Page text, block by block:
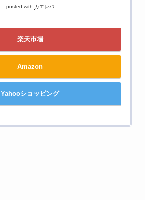
posted with カエレバ
楽天市場
Amazon
Yahooショッピング